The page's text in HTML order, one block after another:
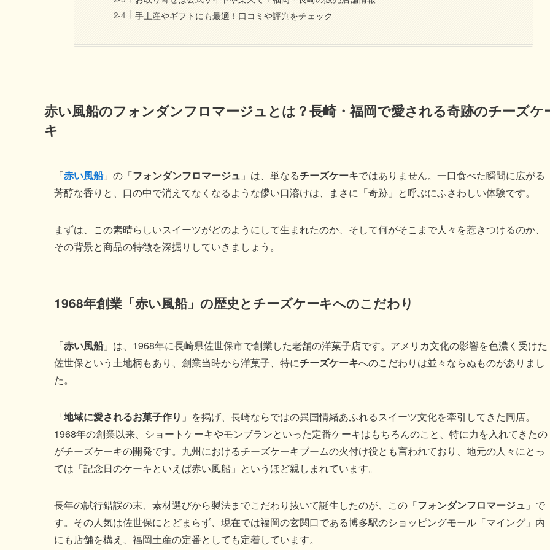
手土産やギフトにも最適！口コミや評判をチェック
赤い風船のフォンダンフロマージュとは？長崎・福岡で愛される奇跡のチーズケ
キ
「赤い風船」の「フォンダンフロマージュ 」は、単なるチーズケーキではありません。一口食べた瞬間に広がる
芳醇な香りと、口の中で消えてなくなるような儚い口溶けは、まさに「奇跡」と呼ぶにふさわしい体験です。
まずは、この素晴らしいスイーツがどのようにして生まれたのか、そして何がそこまで人々を惹きつけるのか、
その背景と商品の特徴を深掘りしていきましょう。
1968年創業「赤い風船」の歴史とチーズケーキへのこだわり
「赤い風船」は、1968年に長崎県佐世保市で創業した老舗の洋菓子店です。アメリカ文化の影響を色濃く受けた
佐世保という土地柄もあり、創業当時から洋菓子、特にチーズケーキへのこだわりは並々ならぬものがありまし
た。
「地域に愛されるお菓子作り 」を掲げ、長崎ならではの異国情緒あふれるスイーツ文化を牽引してきた同店。
1968年の創業以来、ショートケーキやモンブランといった定番ケーキはもちろんのこと、特に力を入れてきたの
がチーズケーキの開発です。九州におけるチーズケーキブームの火付け役とも言われており、地元の人々にとっ
ては「記念日のケーキといえば赤い風船」というほど親しまれています。
長年の試行錯誤の末、素材選びから製法までこだわり抜いて誕生したのが、この「フォンダンフロマージュ 」で
す。その人気は佐世保にとどまらず、現在では福岡の玄関口である博多駅のショッピングモール「マイング」内
にも店舗を構え、福岡土産の定番としても定着しています。